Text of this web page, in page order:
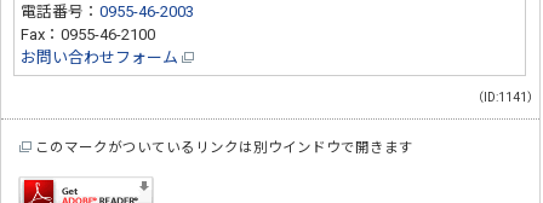
電話番号：0955-46-2003
Fax：0955-46-2100
お問い合わせフォーム
（ID:1141）
このマークがついているリンクは別ウインドウで開きます